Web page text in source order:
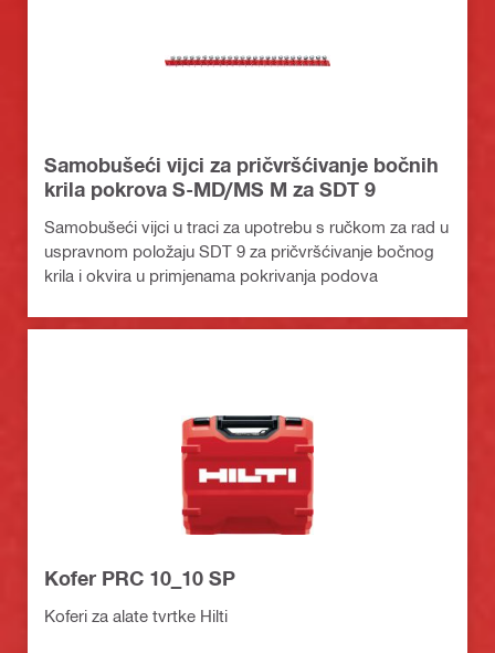
Samobušeći vijci za pričvršćivanje bočnih
krila pokrova S-MD/MS M za SDT 9
Samobušeći vijci u traci za upotrebu s ručkom za rad u
uspravnom položaju SDT 9 za pričvršćivanje bočnog
krila i okvira u primjenama pokrivanja podova
Kofer PRC 10_10 SP
Koferi za alate tvrtke Hilti